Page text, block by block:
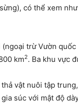
có thể xem
trừ Vườn
km2. Ba khu vực
vật nuôi tập
súc với mật độ